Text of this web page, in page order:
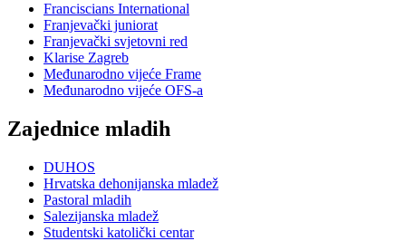
Franciscians International
Franjevački juniorat
Franjevački svjetovni red
Klarise Zagreb
Međunarodno vijeće Frame
Međunarodno vijeće OFS-a
Zajednice mladih
DUHOS
Hrvatska dehonijanska mladež
Pastoral mladih
Salezijanska mladež
Studentski katolički centar